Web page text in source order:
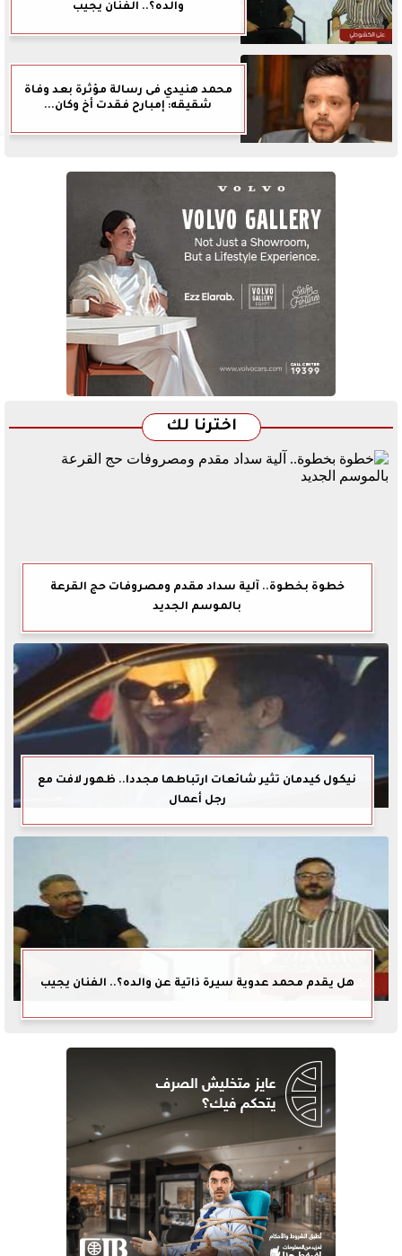
والده؟.. الفنان يجيب
محمد هنيدي فى رسالة مؤثرة بعد وفاة
شقيقه: إمبارح فقدت أخ وكان...
اخترنا لك
خطوة بخطوة.. آلية سداد مقدم ومصروفات حج القرعة
بالموسم الجديد
نيكول كيدمان تثير شائعات ارتباطها مجددا.. ظهور لافت مع
رجل أعمال
هل يقدم محمد عدوية سيرة ذاتية عن والده؟.. الفنان يجيب